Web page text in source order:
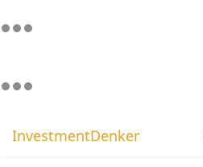
InvestmentDenker